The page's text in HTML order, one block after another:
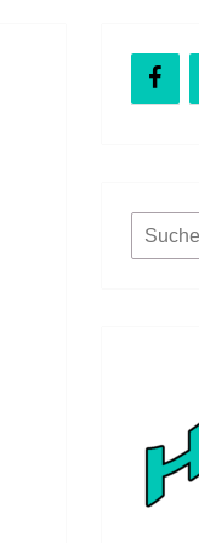
Suchen
nach: